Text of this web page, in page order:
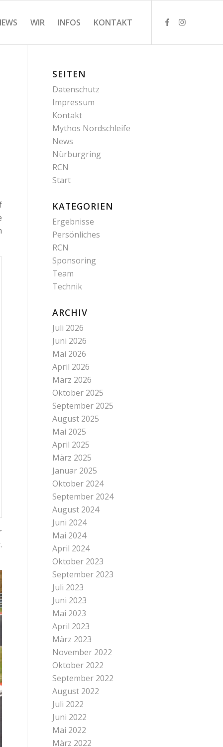
WIR INFOS KONTAKT
SEITEN
Datenschutz
Impressum
Kontakt
Mythos Nordschleife
News
Nürburgring
RCN
Start
KATEGORIEN
Ergebnisse
Persönliches
RCN
Sponsoring
Team
Technik
ARCHIV
Juli 2026
Juni 2026
Mai 2026
April 2026
März 2026
Oktober 2025
September 2025
August 2025
Mai 2025
April 2025
März 2025
Januar 2025
Oktober 2024
September 2024
August 2024
Juni 2024
Mai 2024
April 2024
Oktober 2023
September 2023
Juli 2023
Juni 2023
Mai 2023
April 2023
März 2023
November 2022
Oktober 2022
September 2022
August 2022
Juli 2022
Juni 2022
Mai 2022
März 2022